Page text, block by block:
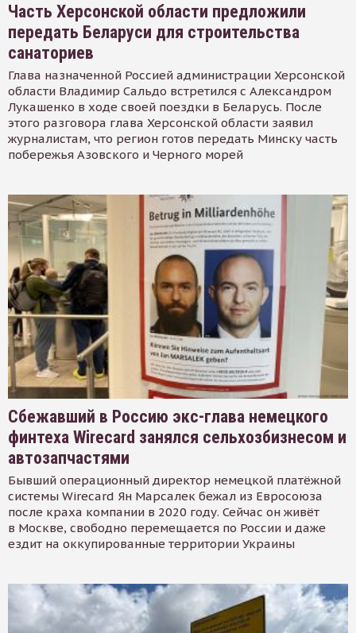
Часть Херсонской области предложили
передать Беларуси для строительства
санаториев
Глава назначенной Россией администрации Херсонской
области Владимир Сальдо встретился с Александром
Лукашенко в ходе своей поездки в Беларусь. После
этого разговора глава Херсонской области заявил
журналистам, что регион готов передать Минску часть
побережья Азовского и Черного морей
Сбежавший в Россию экс-глава немецкого
финтеха Wirecard занялся сельхозбизнесом и
автозапчастями
Бывший операционный директор немецкой платёжной
системы Wirecard Ян Марсалек бежал из Евросоюза
после краха компании в 2020 году. Сейчас он живёт
в Москве, свободно перемещается по России и даже
ездит на оккупированные территории Украины